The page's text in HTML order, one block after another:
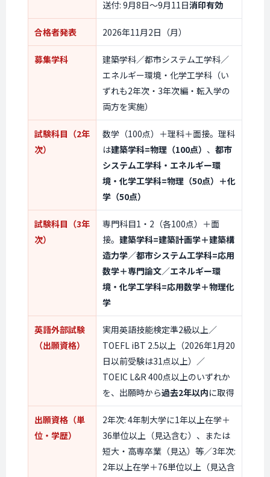
送付: 9月8日〜9月11日消印有効
合格者発表 2026年11月2日（月）
募集学科
建築学科／都市システム工学科／
エネルギー環境・化学工学科（い
ずれも2年次・3年次編・転入学の
両方を実施）
試験科目（2年
次）
数学（100点）＋理科＋面接。理科
は建築学科=物理（100点） 、 都市
システム工学科・エネルギー環
境・化学工学科=物理（50点）＋化
学（50点）
試験科目（3年
次）
専門科目1・2（各100点）＋面
接。 建築学科=建築計画学＋建築構
造力学／都市システム工学科=応用
数学＋専門論文／エネルギー環
境・化学工学科=応用数学＋物理化
学
英語外部試験
（出願資格）
実用英語技能検定準2級以上／
TOEFL iBT 2.5以上（2026年1月20
日以前受験は31点以上）／
TOEIC L&R 400点以上のいずれか
を、出願時から過去2年以内に取得
出願資格（単
位・学歴）
2年次: 4年制大学に1年以上在学＋
36単位以上（見込含む）、または
短大・高専卒業（見込）等／3年次:
2年以上在学＋76単位以上（見込含